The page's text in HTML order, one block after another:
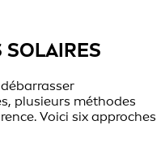
SOLAIRES
plusieurs méthodes
Voici six approches